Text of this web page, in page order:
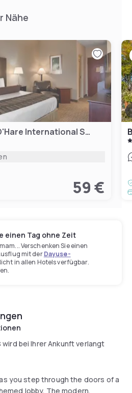
Nähe
Best Western Plus O'Hare International South Hotel
59 €
einen Tag ohne Zeit
Verschenken Sie einen
mit derDayuse-
in allen Hotels verfügbar.
wird bei Ihrer Ankunft verlangt
you step through the doors of a
lobby. The modern,